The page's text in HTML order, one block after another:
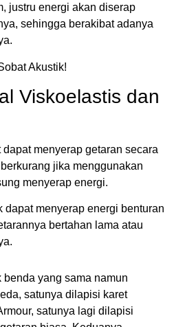
justru energi akan diserap
sehingga berakibat adanya
Akustik!
Viskoelastis dan
menyerap getaran secara
jika menggunakan
menyerap energi.
dapat menyerap energi benturan
bertahan lama atau
yang sama namun
satunya dilapisi karet
satunya lagi dilapisi